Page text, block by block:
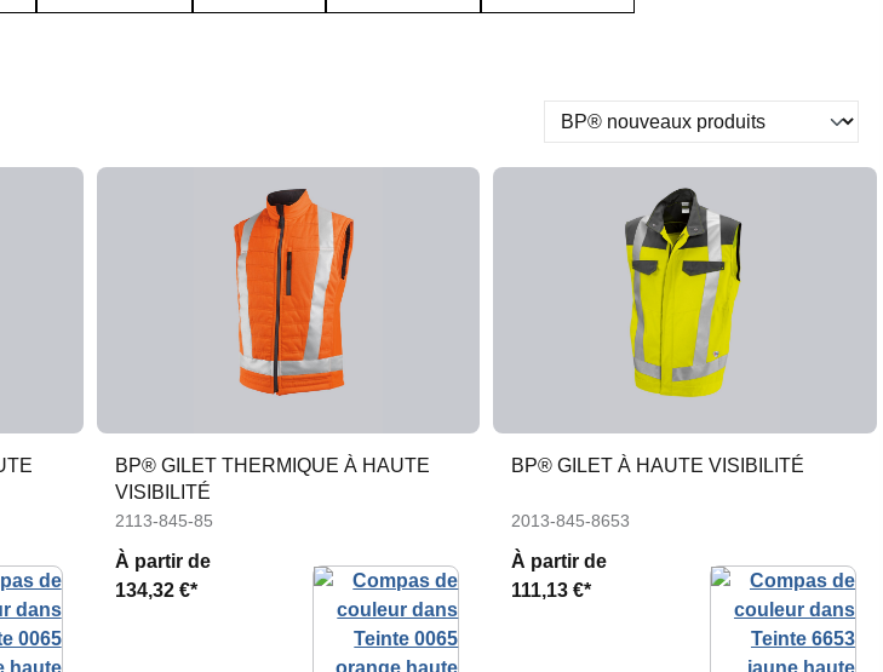
BP® GILET THERMIQUE À HAUTE
VISIBILITÉ
2113-845-85
À partir de
134,32 €*
BP® GILET À HAUTE VISIBILITÉ
2013-845-8653
À partir de
111,13 €*